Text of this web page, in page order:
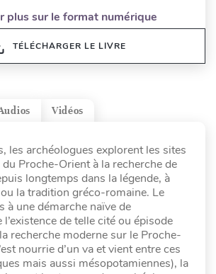
plus sur le format numérique
TÉLÉCHARGER LE LIVRE
Vidéos
les archéologues explorent les sites
Proche-Orient à la recherche de
longtemps dans la légende, à
la tradition gréco-romaine. Le
à une démarche naïve de
de telle cité ou épisode
recherche moderne sur le Proche-
nourrie d’un va et vient entre ces
mais aussi mésopotamiennes), la